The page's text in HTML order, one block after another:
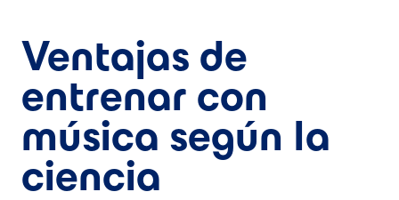
Ventajas de
entrenar con
música según la
ciencia